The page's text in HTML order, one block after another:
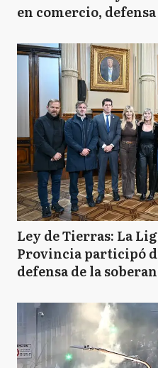
en comercio,
Ley de Tierras: La
Provincia participó
defensa de la